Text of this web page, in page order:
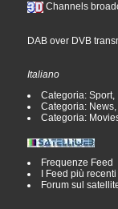
Channels
DAB over DVB
Italiano
Categoria: Sport,
Categoria:
Categoria:
Frequenze Feed
I Feed più recenti
Forum sul